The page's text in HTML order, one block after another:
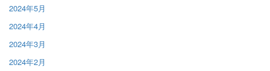
2024年5月
2024年4月
2024年3月
2024年2月